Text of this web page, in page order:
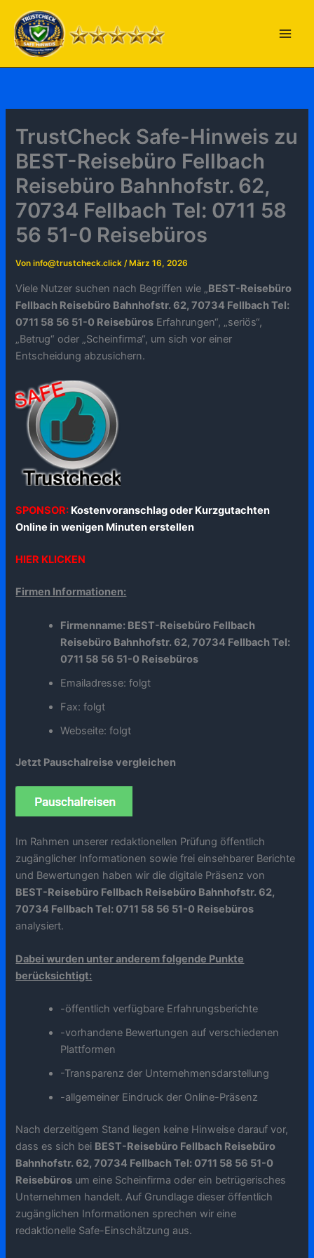
Inhalt
springen
TrustCheck Safe-Hinweis zu
BEST-Reisebüro Fellbach
Reisebüro Bahnhofstr. 62,
70734 Fellbach Tel: 0711 58
56 51-0 Reisebüros
Voninfo@trustcheck.click/ März 16, 2026
Viele Nutzer suchen nach Begriffen wie „BEST-Reisebüro
Fellbach Reisebüro Bahnhofstr. 62, 70734 Fellbach Tel:
0711 58 56 51-0 Reisebüros Erfahrungen“, „seriös“,
„Betrug“ oder „Scheinfirma“, um sich vor einer
Entscheidung abzusichern.
SPONSOR: Kostenvoranschlag oder Kurzgutachten
Online in wenigen Minuten erstellen
HIER KLICKEN
Firmen Informationen:
Firmenname: BEST-Reisebüro Fellbach
Reisebüro Bahnhofstr. 62, 70734 Fellbach Tel:
0711 58 56 51-0 Reisebüros
Emailadresse: folgt
Fax: folgt
Webseite: folgt
Jetzt Pauschalreise vergleichen
Im Rahmen unserer redaktionellen Prüfung öffentlich
zugänglicher Informationen sowie frei einsehbarer Berichte
und Bewertungen haben wir die digitale Präsenz von
BEST-Reisebüro Fellbach Reisebüro Bahnhofstr. 62,
70734 Fellbach Tel: 0711 58 56 51-0 Reisebüros
analysiert.
Dabei wurden unter anderem folgende Punkte
berücksichtigt:
-öffentlich verfügbare Erfahrungsberichte
-vorhandene Bewertungen auf verschiedenen
Plattformen
-Transparenz der Unternehmensdarstellung
-allgemeiner Eindruck der Online-Präsenz
Nach derzeitigem Stand liegen keine Hinweise darauf vor,
dass es sich bei BEST-Reisebüro Fellbach Reisebüro
Bahnhofstr. 62, 70734 Fellbach Tel: 0711 58 56 51-0
Reisebüros um eine Scheinfirma oder ein betrügerisches
Unternehmen handelt. Auf Grundlage dieser öffentlich
zugänglichen Informationen sprechen wir eine
redaktionelle Safe-Einschätzung aus.